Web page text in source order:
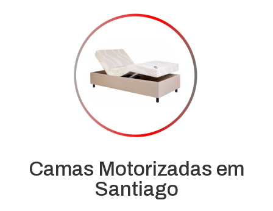
Camas Motorizadas em
Santiago